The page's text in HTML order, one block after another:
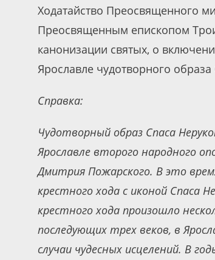
Ходатайство Преосвященного
Преосвященным епископом
канонизации святых, о
Ярославле чудотворного
Справка:
Чудотворный образ Спаса
Ярославле второго народного
Дмитрия Пожарского. В это
крестного хода с иконой Спаса
крестного хода произошло
последующих трех веков, в
случаи чудесных исцелений. В